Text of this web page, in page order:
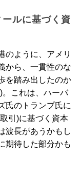
ルに基づく資
のように、アメリ
から、一貫性のな
を踏み出したのか
。これは、ハーバ
氏のトランプ氏に
引)に基づく資本
波長があうかもし
期待した部分かも